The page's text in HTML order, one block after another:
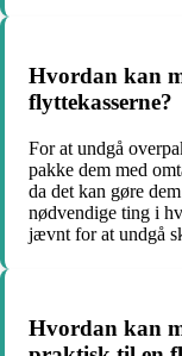
Hvordan kan
flyttekasserne?
For at undgå
pakke dem med
da det kan gøre
nødvendige ting i
jævnt for at undgå
Hvordan kan